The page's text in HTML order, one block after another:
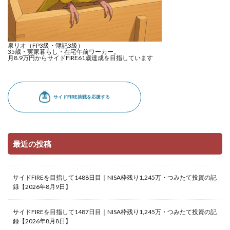
泉リオ（FP3級・簿記3級）
35歳・実家暮らし・在宅午前ワーカー。
月8.9万円からサイドFIRE61歳達成を目指しています
最近の投稿
サイドFIREを目指して1488日目｜NISA枠残り1,245万・つみたて投資の記
録【2026年8月9日】
サイドFIREを目指して1487日目｜NISA枠残り1,245万・つみたて投資の記
録【2026年8月8日】